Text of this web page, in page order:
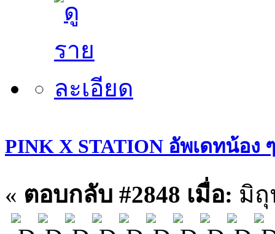
PINK X STATION อัพเดทน้อง
« ตอบกลับ #2848 เมื่อ: มิถุ